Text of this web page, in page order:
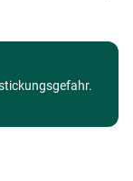
(500 bis